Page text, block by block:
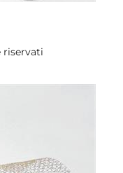
riservati